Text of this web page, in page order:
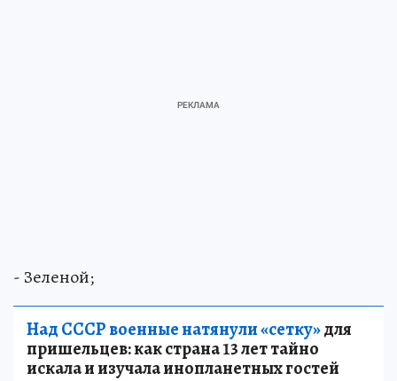
- Зеленой;
Над СССР военные натянули «сетку»для
пришельцев: как страна 13 лет тайно
искала и изучала инопланетных гостей